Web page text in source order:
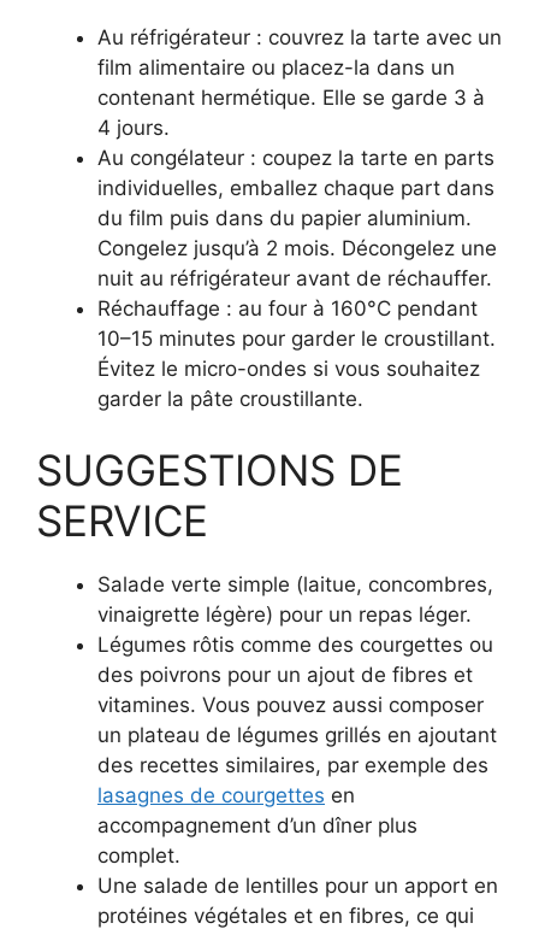
Au réfrigérateur : couvrez la tarte avec un
film alimentaire ou placez-la dans un
contenant hermétique. Elle se garde 3 à
4 jours.
Au congélateur : coupez la tarte en parts
individuelles, emballez chaque part dans
du film puis dans du papier aluminium.
Congelez jusqu’à 2 mois. Décongelez une
nuit au réfrigérateur avant de réchauffer.
Réchauffage : au four à 160°C pendant
10–15 minutes pour garder le croustillant.
Évitez le micro-ondes si vous souhaitez
garder la pâte croustillante.
SUGGESTIONS DE
SERVICE
Salade verte simple (laitue, concombres,
vinaigrette légère) pour un repas léger.
Légumes rôtis comme des courgettes ou
des poivrons pour un ajout de fibres et
vitamines. Vous pouvez aussi composer
un plateau de légumes grillés en ajoutant
des recettes similaires, par exemple des
lasagnes de courgettes en
accompagnement d’un dîner plus
complet.
Une salade de lentilles pour un apport en
protéines végétales et en fibres, ce qui